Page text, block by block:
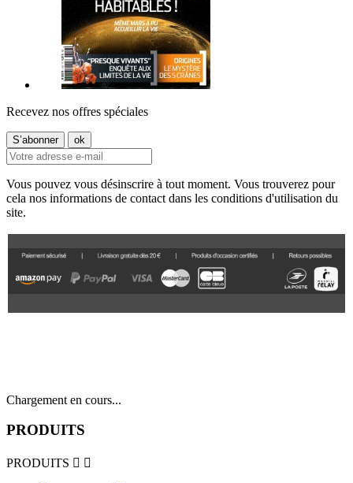
Recevez nos offres spéciales
Vous pouvez vous désinscrire à tout moment. Vous trouverez pour
cela nos informations de contact dans les conditions d'utilisation du
site.
Chargement en cours...
PRODUITS
PRODUITS  